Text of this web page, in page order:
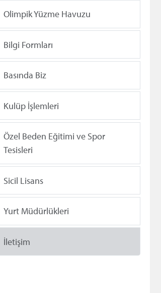
Olimpik Yüzme Havuzu
Bilgi Formları
Basında Biz
Kulüp İşlemleri
Özel Beden Eğitimi ve Spor
Tesisleri
Sicil Lisans
Yurt Müdürlükleri
İletişim